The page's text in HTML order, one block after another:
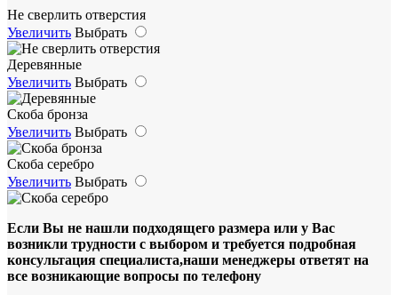
Не сверлить отверстия
Увеличить Выбрать
Деревянные
Увеличить Выбрать
Скоба бронза
Увеличить Выбрать
Скоба серебро
Увеличить Выбрать
Если Вы не нашли подходящего размера или у Вас
возникли трудности с выбором и требуется подробная
консультация специалиста,наши менеджеры ответят на
все возникающие вопросы по телефону